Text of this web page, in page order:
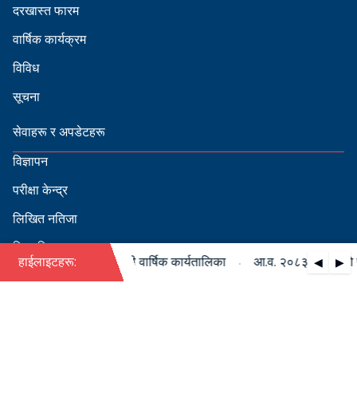
दरखास्त फारम
वार्षिक कार्यक्रम
विविध
सूचना
सेवाहरू र अपडेटहरू
विज्ञापन
परीक्षा केन्द्र
लिखित नतिजा
सिफारिस
हाईलाइटहरू: ◀ ▶
०८४ को पदपूर्ति सम्बन्धी वार्षिक कार्यतालिका आ.व. २०८३/०८४ को